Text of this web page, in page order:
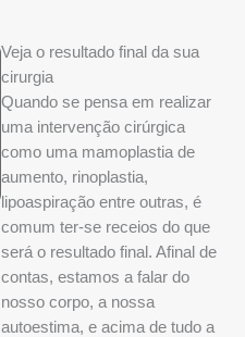
Veja o resultado final da sua
cirurgia
Quando se pensa em realizar
uma intervenção cirúrgica
como uma mamoplastia de
aumento, rinoplastia,
lipoaspiração entre outras, é
comum ter-se receios do que
será o resultado final. Afinal de
contas, estamos a falar do
nosso corpo, a nossa
autoestima, e acima de tudo a